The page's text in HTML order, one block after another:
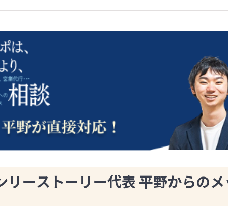
リーストーリー代表 平野からの